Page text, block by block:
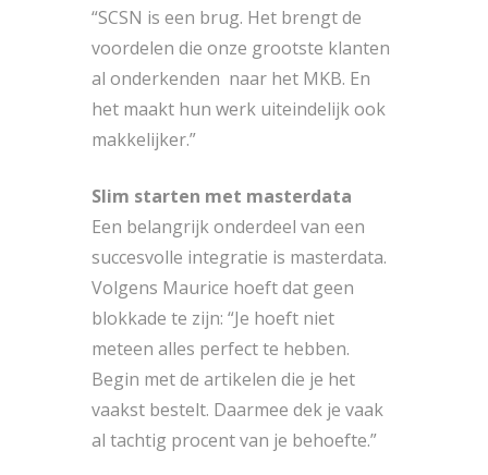
“SCSN is een brug. Het brengt de
voordelen die onze grootste klanten
al onderkenden naar het MKB. En
het maakt hun werk uiteindelijk ook
makkelijker.”
Slim starten met masterdata
Een belangrijk onderdeel van een
succesvolle integratie is masterdata.
Volgens Maurice hoeft dat geen
blokkade te zijn: “Je hoeft niet
meteen alles perfect te hebben.
Begin met de artikelen die je het
vaakst bestelt. Daarmee dek je vaak
al tachtig procent van je behoefte.”